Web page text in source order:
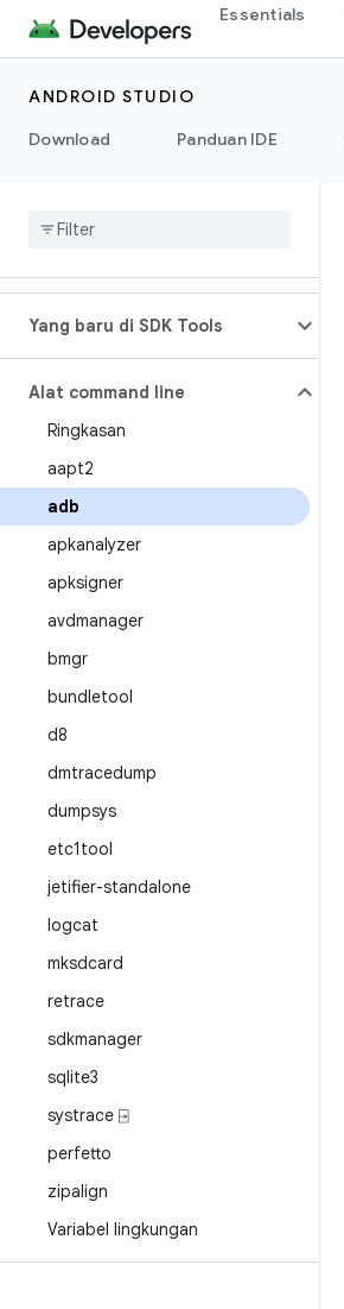
Essentials
ANDROID STUDIO
Download
Panduan IDE
Yang baru di SDK Tools
Alat command line
Ringkasan
aapt2
adb
apkanalyzer
apksigner
avdmanager
bmgr
bundletool
d8
dmtracedump
dumpsys
etc1tool
jetifier-standalone
logcat
mksdcard
retrace
sdkmanager
sqlite3
systrace ⍈
perfetto
zipalign
Variabel lingkungan